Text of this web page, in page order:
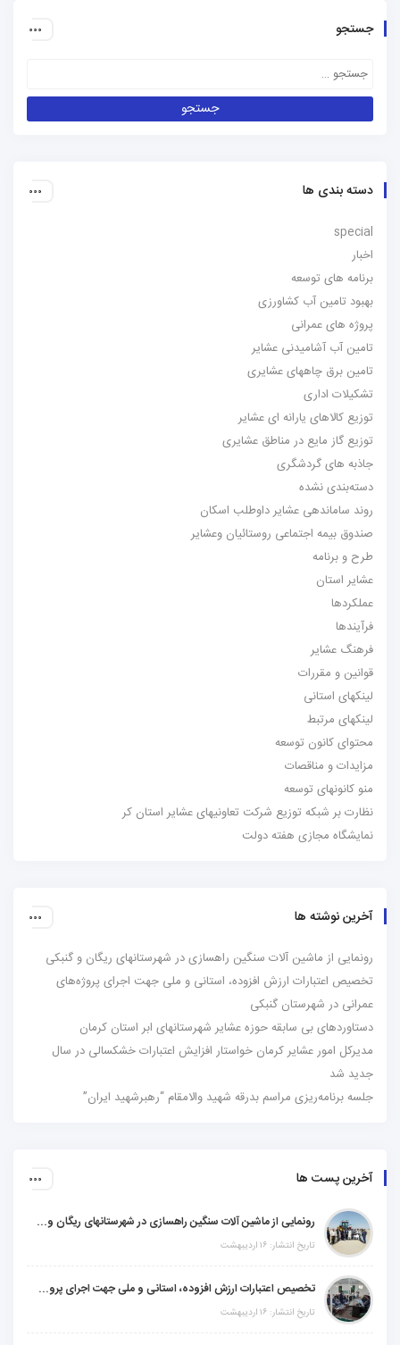
جستجو
دسته بندی ها
special
اخبار
برنامه های توسعه
بهبود تامین آب کشاورزی
پروژه های عمرانی
تامین آب آشامیدنی عشایر
تامین برق چاههای عشایری
تشکیلات اداری
توزیع کالاهای یارانه ای عشایر
توزیع گاز مایع در مناطق عشایری
جاذبه های گردشگری
دسته‌بندی نشده
روند ساماندهی عشایر داوطلب اسکان
صندوق بیمه اجتماعی روستائیان وعشایر
طرح و برنامه
عشایر استان
عملکردها
فرآیندها
فرهنگ عشایر
قوانین و مقررات
لینکهای استانی
لینکهای مرتبط
محتوای کانون توسعه
مزایدات و مناقصات
منو کانونهای توسعه
نظارت بر شبکه توزیع شرکت تعاونیهای عشایر استان کر
نمایشگاه مجازی هفته دولت
آخرین نوشته ها
رونمایی از ماشین آلات سنگین راهسازی در شهرستانهای ریگان و گنبکی
تخصیص اعتبارات ارزش افزوده، استانی و ملی جهت اجرای پروژه‌های
عمرانی در شهرستان گنبکی
دستاوردهای بی سابقه حوزه عشایر شهرستانهای ابر استان کرمان
مدیرکل امور عشایر کرمان خواستار افزایش اعتبارات خشکسالی در سال
جدید شد
جلسه برنامه‌ریزی مراسم بدرقه شهید والامقام “رهبرشهید ایران”
آخرین پست ها
رونمایی از ماشین آلات سنگین راهسازی در شهرستانهای ریگان و گنبکی
تاریخ انتشار: ۱۶ اردیبهشت
تخصیص اعتبارات ارزش افزوده، استانی و ملی جهت اجرای پروژه‌های عمرانی در شهرستان گنبکی
تاریخ انتشار: ۱۶ اردیبهشت